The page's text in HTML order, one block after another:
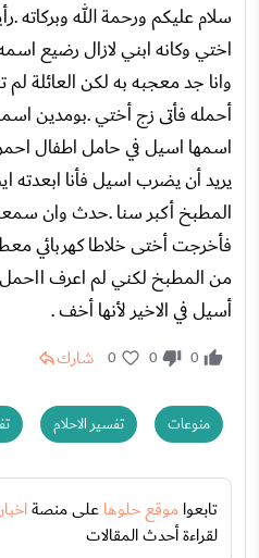
سلام عليكم ورحمة الله وبركاته
اختي وكانه ابني لازال رضيع
وانا جد معجبه به لكن العائلة
أحمله فأتى زج أختي .بومدين
اسمها اسيل في حامل اطفال
يريد أن يضرب اسيل فأنا ابعدته
المطبخ أكبر سنا .حدث وان
فأخرجت أختى خلاطا كهربائي
من المطبخ لكني لم اعرف
أسيل في الاخير لأنها أخف .
0
0
0 شارك
منوعات تفسير الاحلام
تابعواموقع حلوهاعلى منصة
لقراءة أحدث المقالات